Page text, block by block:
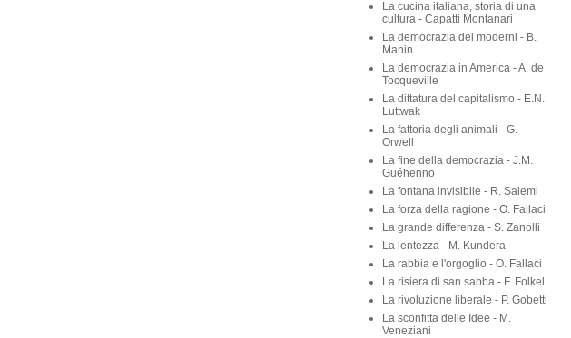
La buona società - J.K. Galbraith
La casa degli spiriti - I. Allende
La casta - S. Rizzo-G.A. Stella
La cucina italiana, storia di una
cultura - Capatti Montanari
La democrazia dei moderni - B.
Manin
La democrazia in America - A. de
Tocqueville
La dittatura del capitalismo - E.N.
Luttwak
La fattoria degli animali - G.
Orwell
La fine della democrazia - J.M.
Guéhenno
La fontana invisibile - R. Salemi
La forza della ragione - O. Fallaci
La grande differenza - S. Zanolli
La lentezza - M. Kundera
La rabbia e l'orgoglio - O. Fallaci